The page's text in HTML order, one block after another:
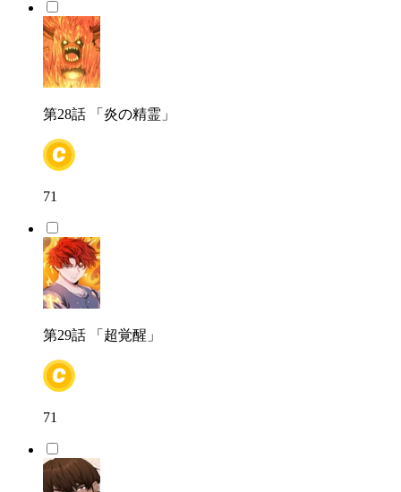
第28話 「炎の精霊」
71
第29話 「超覚醒」
71